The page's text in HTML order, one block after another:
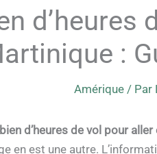
d’heures
:
Amérique / Par
d’heures de vol pour
en est une autre.